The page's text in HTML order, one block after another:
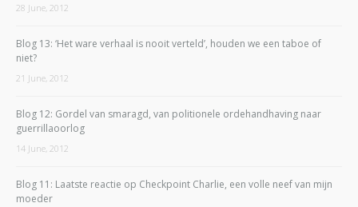
28 June, 2012
Blog 13: ‘Het ware verhaal is nooit verteld’, houden we een taboe of
niet?
21 June, 2012
Blog 12: Gordel van smaragd, van politionele ordehandhaving naar
guerrillaoorlog
14 June, 2012
Blog 11: Laatste reactie op Checkpoint Charlie, een volle neef van mijn
moeder